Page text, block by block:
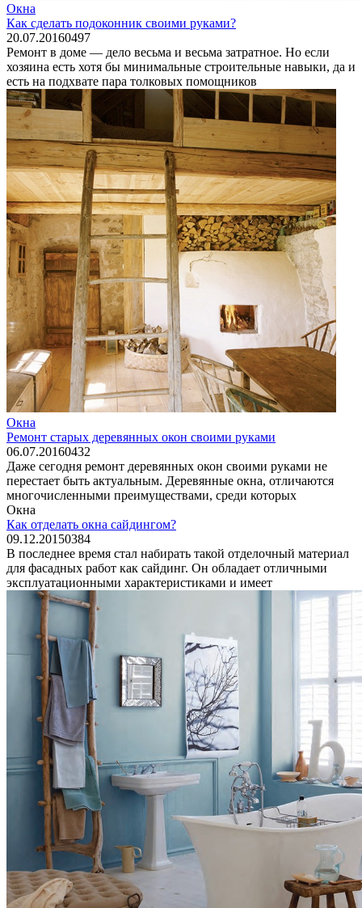
Окна
Как сделать подоконник своими руками?
20.07.20160497
Ремонт в доме — дело весьма и весьма затратное. Но если
хозяина есть хотя бы минимальные строительные навыки, да и
есть на подхвате пара толковых помощников
Окна
Ремонт старых деревянных окон своими руками
06.07.20160432
Даже сегодня ремонт деревянных окон своими руками не
перестает быть актуальным. Деревянные окна, отличаются
многочисленными преимуществами, среди которых
Окна
Как отделать окна сайдингом?
09.12.20150384
В последнее время стал набирать такой отделочный материал
для фасадных работ как сайдинг. Он обладает отличными
эксплуатационными характеристиками и имеет